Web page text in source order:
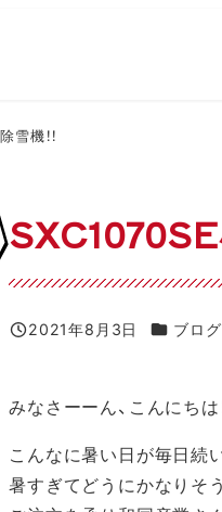
機！！
SXC1070SE
投稿日
2021年8月3日 カテゴリー
ブログ
みなさーーん、こんにちは
こんなに暑い日が毎日続
暑すぎてどうにかなりそ